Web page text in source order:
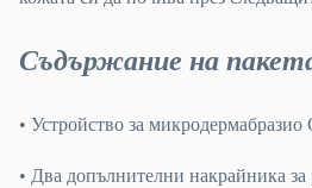
Съдържание на
• Устройство за
• Два допълнителни накрайника